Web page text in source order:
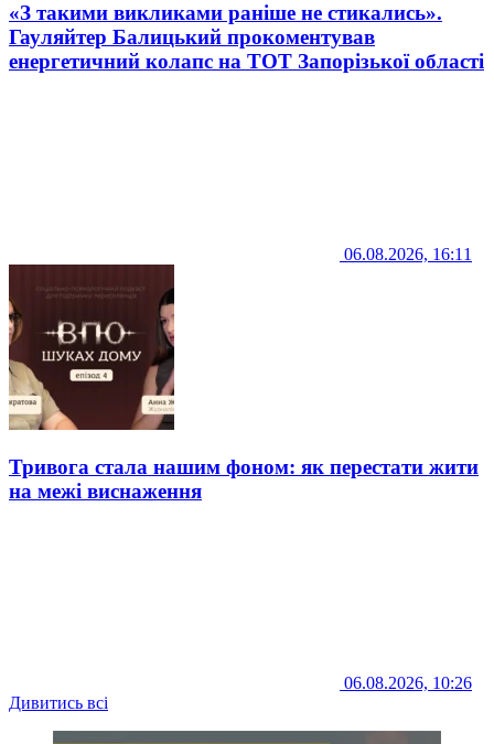
«З такими викликами раніше не стикались».
Гауляйтер Балицький прокоментував
енергетичний колапс на ТОТ Запорізької області
06.08.2026, 16:11
Тривога стала нашим фоном: як перестати жити
на межі виснаження
06.08.2026, 10:26
Дивитись всі